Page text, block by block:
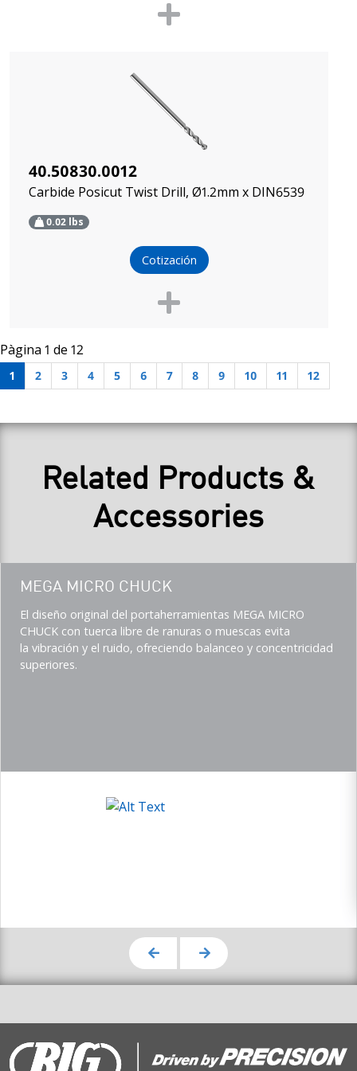
40.50830.0012
Carbide Posicut Twist Drill, Ø1.2mm x DIN6539
0.02 lbs
Cotización
Pàgina 1 de 12
1 2 3 4 5 6 7 8 9 10 11 12
Related Products &
Accessories
Teaser
title
MEGA MICRO CHUCK
Teaser
description
(Imperial)
El diseño original del portaherramientas MEGA MICRO
CHUCK con tuerca libre de ranuras o muescas evita
la vibración y el ruido, ofreciendo balanceo y concentricidad
superiores.